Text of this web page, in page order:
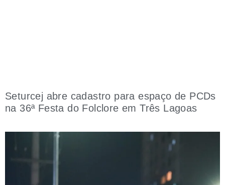
Seturcej abre cadastro para espaço de PCDs
na 36ª Festa do Folclore em Três Lagoas